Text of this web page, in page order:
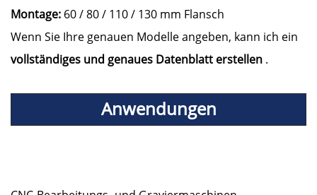
Montage: 60 / 80 / 110 / 130 mm Flansch
Wenn Sie Ihre genauen Modelle angeben, kann ich ein
vollständiges und genaues Datenblatt erstellen .
Anwendungen